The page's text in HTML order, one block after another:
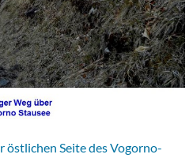
östlichen Seite des Vogorno-